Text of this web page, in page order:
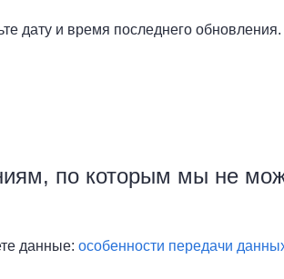
дату и время последнего
по которым мы не
данные: особенности передачи